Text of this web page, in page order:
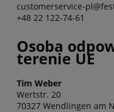
customerservice-
+48 22 122-74-61
Osoba
terenie UE
Tim Weber
Wertstr. 20
70327 Wendlingen am